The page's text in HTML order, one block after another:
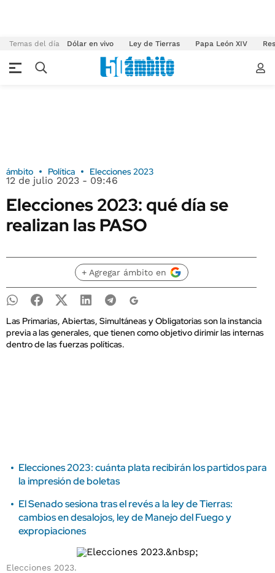
Temas del día Dólar en vivo Ley de Tierras Papa León XIV
ámbito Política Elecciones 2023
12 de julio 2023 - 09:46
Elecciones 2023: qué día se
realizan las PASO
+ Agregar ámbito en
Las Primarias, Abiertas, Simultáneas y Obligatorias son la instancia
previa a las generales, que tienen como objetivo dirimir las internas
dentro de las fuerzas políticas.
Elecciones 2023: cuánta plata recibirán los partidos para
la impresión de boletas
El Senado sesiona tras el revés a la ley de Tierras:
cambios en desalojos, ley de Manejo del Fuego y
expropiaciones
Elecciones 2023.